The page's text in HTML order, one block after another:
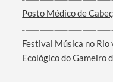
Posto Médico de
Festival Música no Rio
Ecológico do Gameiro